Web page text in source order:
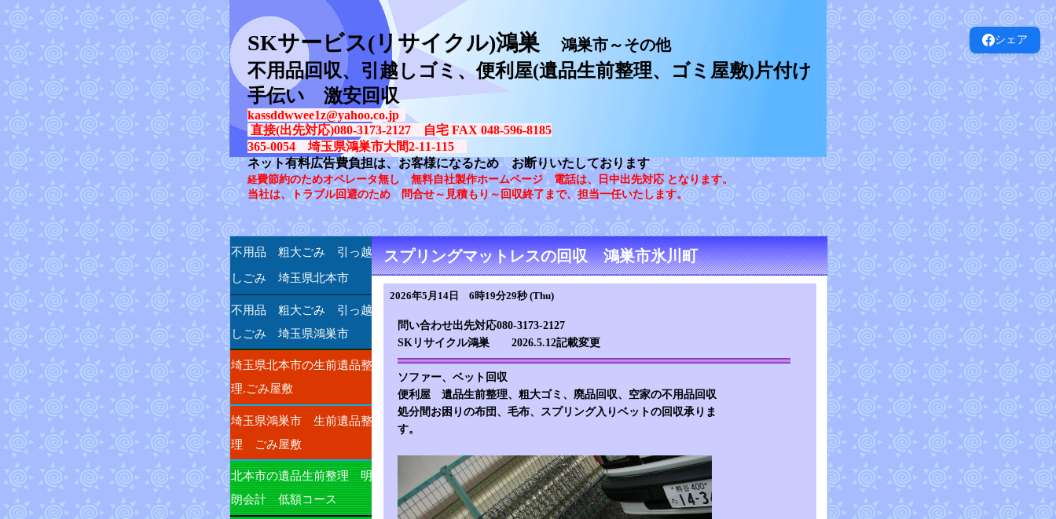
シェア
SKサービス(リサイクル)鴻巣 鴻巣市～その他
不用品回収、引越しゴミ、便利屋(遺品生前整理、ゴミ屋敷)片付け
手伝い 激安回収
kassddwwee1z@yahoo.co.jp
直接(出先対応)080-3173-2127 自宅 FAX 048-596-8185
365-0054 埼玉県鴻巣市大間2-11-115
ネット有料広告費負担は、お客様になるため お断りいたしております
経費節約のためオペレータ無し 無料自社製作ホームページ 電話は、日中出先対応 となります。
当社は、トラブル回避のため 問合せ～見積もり～回収終了まで、担当一任いたします。
スプリングマットレスの回収 鴻巣市氷川町
2026年5月14日 6時19分29秒 (Thu)
問い合わせ出先対応080-3173-2127
SKリサイクル鴻巣 2026.5.12記載変更
ソファー、ベット回収
便利屋 遺品生前整理、 粗大ゴミ、廃品回収、空家の不用品回収
処分間お困りの布団、毛布、スプリング入りベットの回収承りま
す。
不用品 粗大ごみ 引っ越
しごみ 埼玉県北本市
不用品 粗大ごみ 引っ越
しごみ 埼玉県鴻巣市
埼玉県北本市の生前遺品整
理.ごみ屋敷
埼玉県鴻巣市 生前遺品整
理 ごみ屋敷
北本市の遺品生前整理 明
朗会計 低額コース